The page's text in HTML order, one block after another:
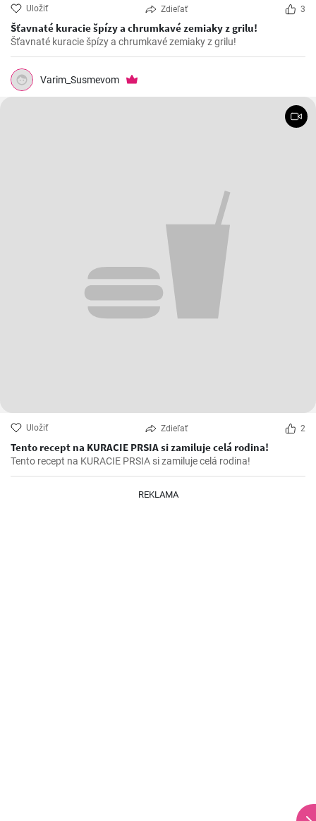
Uložiť Zdieľať 3
Šťavnaté kuracie špízy a chrumkavé zemiaky z grilu!
Šťavnaté kuracie špízy a chrumkavé zemiaky z grilu!
Varim_Susmevom
Uložiť Zdieľať 2
Tento recept na KURACIE PRSIA si zamiluje celá rodina!
Tento recept na KURACIE PRSIA si zamiluje celá rodina!
REKLAMA